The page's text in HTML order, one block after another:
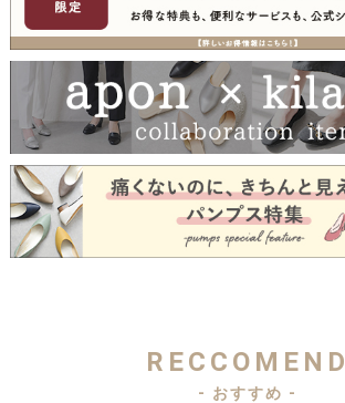
RECCOMEND
- おすすめ -